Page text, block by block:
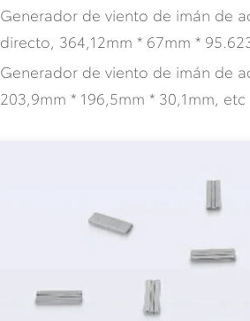
Generador de viento de imán de
directo, 364,12mm * 67mm *
Generador de viento de imán de
203,9mm * 196,5mm * 30,1mm, etc